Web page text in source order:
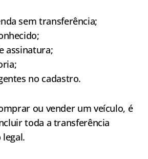
sem transferência;
assinatura;
no cadastro.
ou vender um veículo, é
toda a transferência